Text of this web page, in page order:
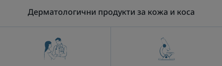
Дерматологични продукти за кожа и коса